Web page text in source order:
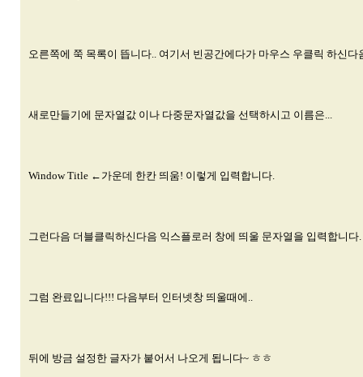
오른쪽에 쭉 목록이 뜹니다.. 여기서 빈공간에다가 마우스 우클릭 하신다
새로만들기에 문자열값 이나 다중문자열값을 선택하시고 이름은...
Window Title ←가운데 한칸 띄움! 이렇게 입력합니다.
그런다음 더블클릭하신다음 익스플로러 창에 띄울 문자열을 입력합니다.
그럼 완료입니다!!! 다음부터 인터넷창 띄울때에..
뒤에 방금 설정한 글자가 붙어서 나오게 됩니다~ ㅎㅎ